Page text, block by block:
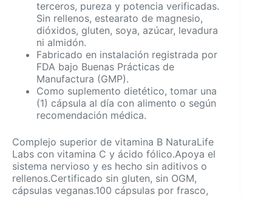
terceros, pureza y potencia verificadas.
Sin rellenos, estearato de magnesio,
dióxidos, gluten, soya, azúcar, levadura
ni almidón.
Fabricado en instalación registrada por
FDA bajo Buenas Prácticas de
Manufactura (GMP).
Como suplemento dietético, tomar una
(1) cápsula al día con alimento o según
recomendación médica.
Complejo superior de vitamina B NaturaLife
Labs con vitamina C y ácido fólico.Apoya el
sistema nervioso y es hecho sin aditivos o
rellenos.Certificado sin gluten, sin OGM,
cápsulas veganas.100 cápsulas por frasco,